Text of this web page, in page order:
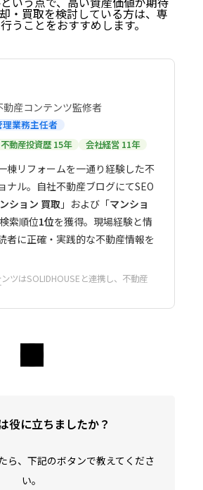
・買取を検討している方は、専
うことをおすすめします。
産コンテンツ監修者
理業務主任者
不動産投資歴 15年 会社経営 11年
棟リフォームを一通り経験した不
ナル。自社不動産ブログにてSEO
ション 買取 」および「マンショ
索順位1位を獲得。現場経験と情
者に正確・実践的な不動産情報を
ンツはSOLIDHOUSEと連携し、不動産
役に立ちましたか？
ら、下記のボタンで教えてくださ
い。
場の現状【2026年版】
値が高い理由
さ
の充実
戸越エリアへの波及
却・買取を検討する際のポイント
の扱いに注意
の考え方
取ならSOLIDHOUSEへ
の不動産は安定した資産価値を持つ